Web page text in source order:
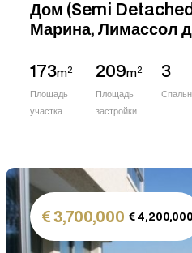
Дом (Semi
Марина, Лимассол
173m2
Площадь
участка
209m2
Площадь
застройки
3
3,700,000